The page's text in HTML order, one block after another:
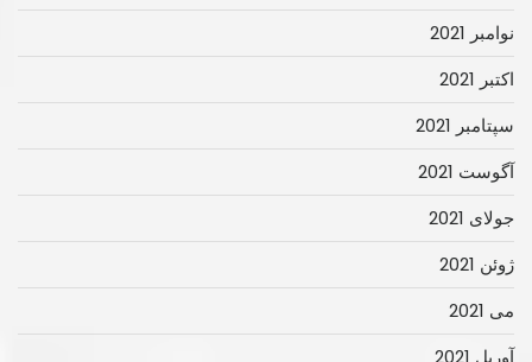
نوامبر 2021
اکتبر 2021
سپتامبر 2021
آگوست 2021
جولای 2021
ژوئن 2021
می 2021
آوریل 2021